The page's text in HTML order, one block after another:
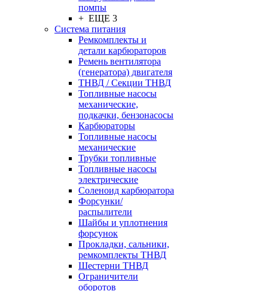
помпы
+ ЕЩЕ 3
Система питания
Ремкомплекты и
детали карбюраторов
Ремень вентилятора
(генератора) двигателя
ТНВД / Секции ТНВД
Топливные насосы
механические,
подкачки, бензонасосы
Карбюраторы
Топливные насосы
механические
Трубки топливные
Топливные насосы
электрические
Соленоид карбюратора
Форсунки/
распылители
Шайбы и уплотнения
форсунок
Прокладки, сальники,
ремкомплекты ТНВД
Шестерни ТНВД
Ограничители
оборотов